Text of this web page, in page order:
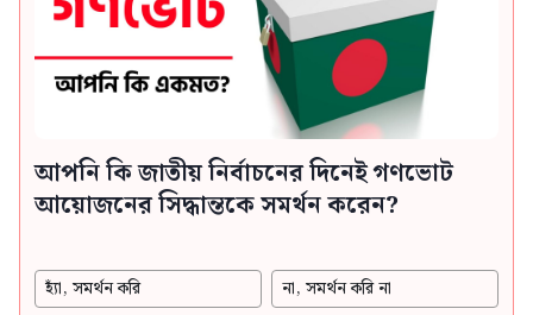
আপনি কি জাতীয় নির্বাচনের দিনেই গণভোট
আয়োজনের সিদ্ধান্তকে সমর্থন করেন?
হ্যাঁ, সমর্থন করি না, সমর্থন করি না